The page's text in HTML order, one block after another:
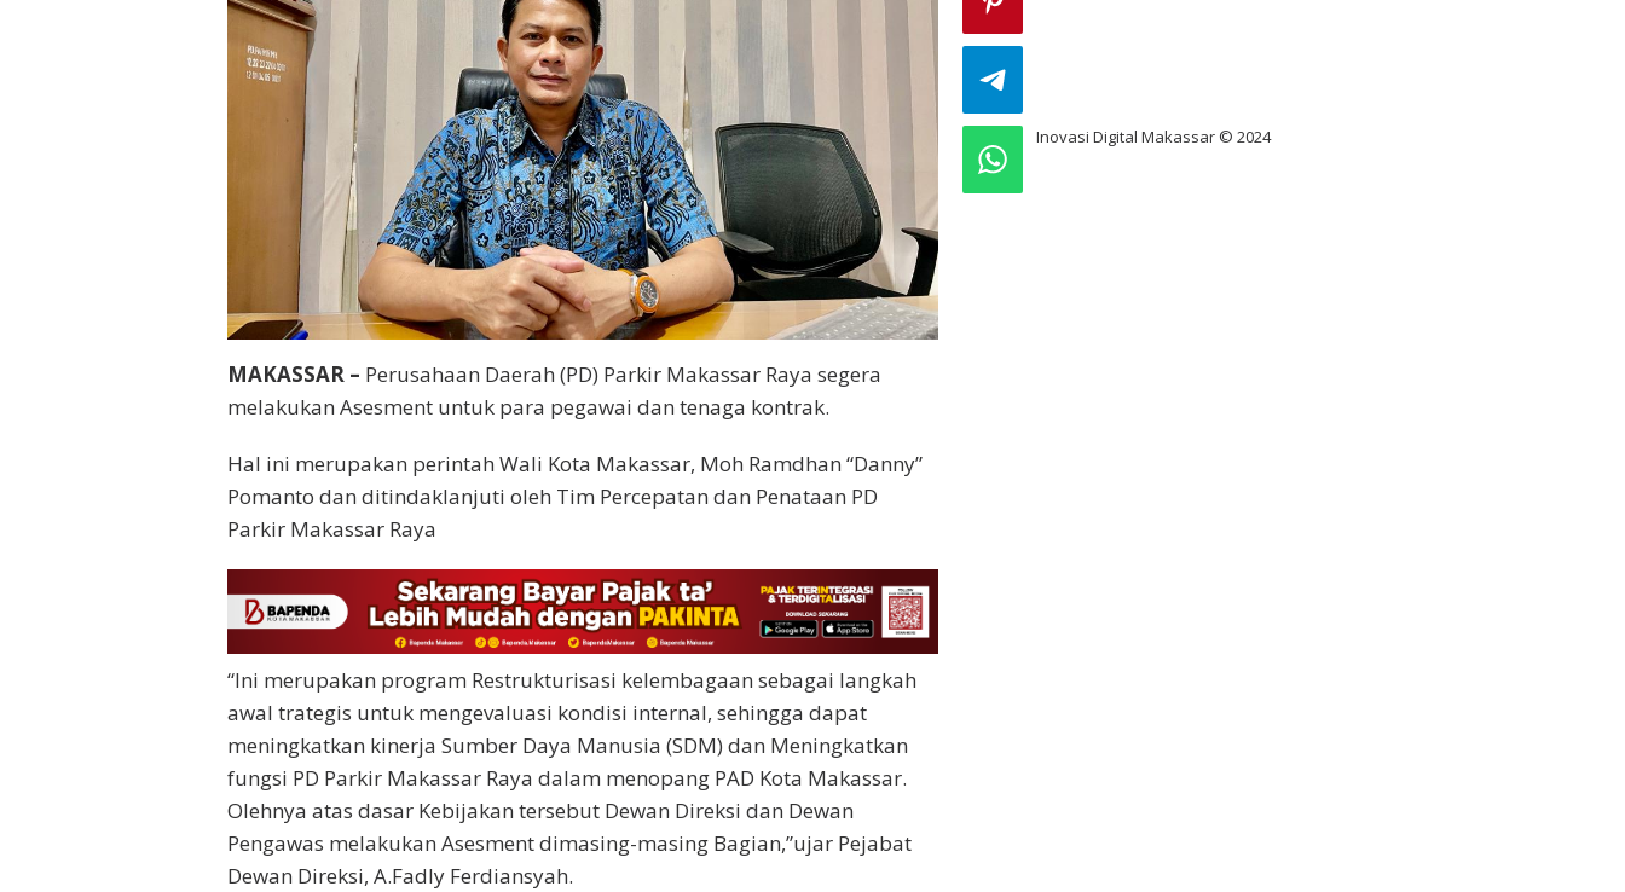
MAKASSAR – Perusahaan Daerah (PD) Parkir Makassar Raya segera
melakukan Asesment untuk para pegawai dan tenaga kontrak.
Hal ini merupakan perintah Wali Kota Makassar, Moh Ramdhan “Danny”
Pomanto dan ditindaklanjuti oleh Tim Percepatan dan Penataan PD
Parkir Makassar Raya
“Ini merupakan program Restrukturisasi kelembagaan sebagai langkah
awal trategis untuk mengevaluasi kondisi internal, sehingga dapat
meningkatkan kinerja Sumber Daya Manusia (SDM) dan Meningkatkan
fungsi PD Parkir Makassar Raya dalam menopang PAD Kota Makassar.
Olehnya atas dasar Kebijakan tersebut Dewan Direksi dan Dewan
Pengawas melakukan Asesment dimasing-masing Bagian,”ujar Pejabat
Dewan Direksi, A.Fadly Ferdiansyah.
Inovasi Digital Makassar © 2024